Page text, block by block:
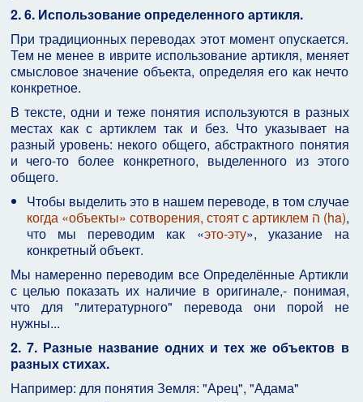
2. 6. Использование определенного артикля.
При традиционных переводах этот момент опускается.
Тем не менее в иврите использование артикля, меняет
смысловое значение объекта, определяя его как нечто
конкретное.
В тексте, одни и теже понятия используются в разных
местах как с артиклем так и без. Что указывает на
разный уровень: некого общего, абстрактного понятия
и чего-то более конкретного, выделенного из этого
общего.
Чтобы выделить это в нашем переводе, в том случае
когда «объекты» сотворения, стоят с артиклем ה (ha),
что мы переводим как «это-эту», указание на
конкретный объект.
Мы намеренно переводим все Определённые Артикли
с целью показать их наличие в оригинале,- понимая,
что для "литературного" перевода они порой не
нужны...
2. 7. Разные название одних и тех же объектов в
разных стихах.
Например: для понятия Земля: "Арец", "Адама"